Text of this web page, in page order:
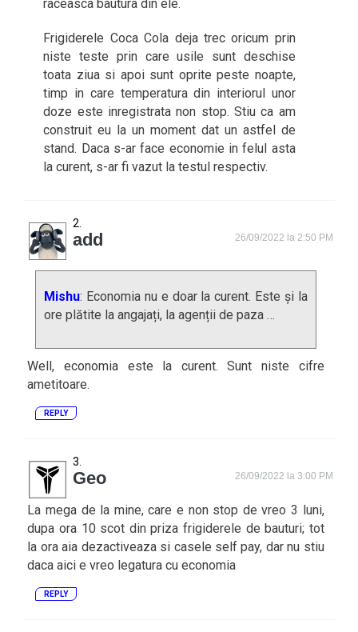
raceasca bautura din ele.
Frigiderele Coca Cola deja trec oricum prin
niste teste prin care usile sunt deschise
toata ziua si apoi sunt oprite peste noapte,
timp in care temperatura din interiorul unor
doze este inregistrata non stop. Stiu ca am
construit eu la un moment dat un astfel de
stand. Daca s-ar face economie in felul asta
la curent, s-ar fi vazut la testul respectiv.
add 26/09/2022 la 2:50 PM
Mishu: Economia nu e doar la curent. Este și la
ore plătite la angajați, la agenții de paza …
Well, economia este la curent. Sunt niste cifre
ametitoare.
REPLY
Geo 26/09/2022 la 3:00 PM
La mega de la mine, care e non stop de vreo 3 luni,
dupa ora 10 scot din priza frigiderele de bauturi; tot
la ora aia dezactiveaza si casele self pay, dar nu stiu
daca aici e vreo legatura cu economia
REPLY